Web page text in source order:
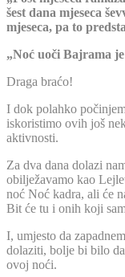
šest dana mjeseca
mjeseca, pa to
„Noć uoči Bajrama
Draga braćo!
I dok polahko
iskoristimo ovih još
aktivnosti.
Za dva dana dolazi
obilježavamo kao
noć Noć kadra, ali će
Bit će tu i onih koji
I, umjesto da
dolaziti, bolje bi bilo
ovoj noći.